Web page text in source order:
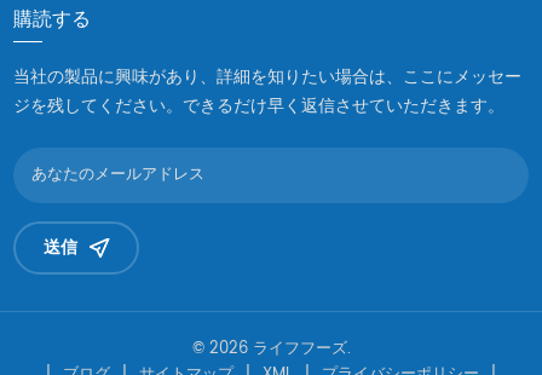
購読する
当社の製品に興味があり、詳細を知りたい場合は、ここにメッセー
ジを残してください。できるだけ早く返信させていただきます。
送信
© 2026 ライフフーズ.